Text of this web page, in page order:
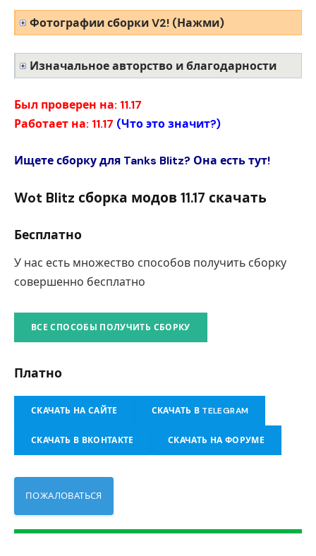
Фотографии сборки V2! (Нажми)
Изначальное авторство и благодарности
Был проверен на: 11.17
Работает на: 11.17 (Что это значит?)
Ищете сборку для Tanks Blitz? Она есть тут!
Wot Blitz сборка модов 11.17 скачать
Бесплатно
У нас есть множество способов получить сборку
совершенно бесплатно
ВСЕ СПОСОБЫ ПОЛУЧИТЬ СБОРКУ
Платно
СКАЧАТЬ НА САЙТЕ СКАЧАТЬ В TELEGRAM
СКАЧАТЬ В ВКОНТАКТЕ СКАЧАТЬ НА ФОРУМЕ
ПОЖАЛОВАТЬСЯ